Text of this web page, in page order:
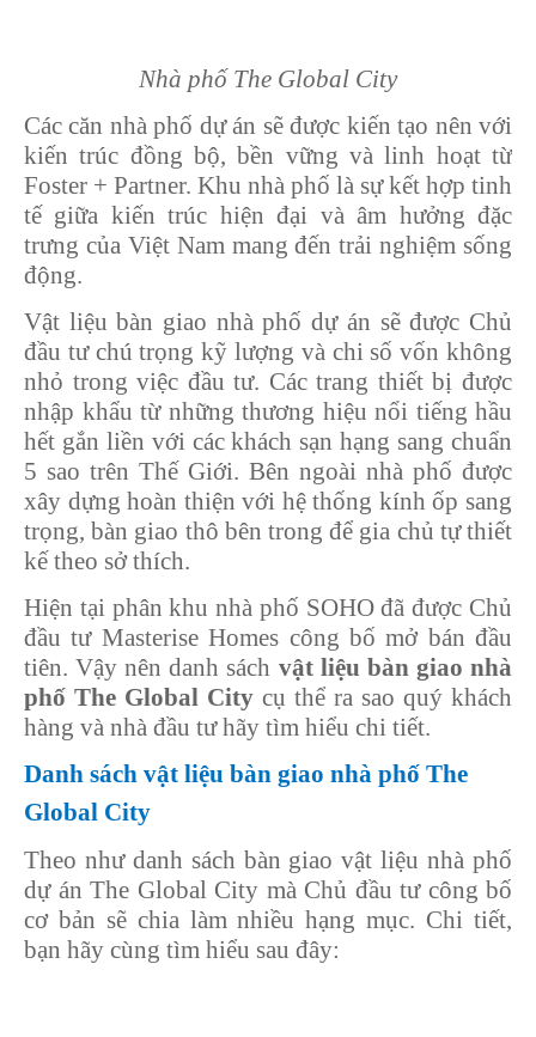
Nhà phố The Global City
Các căn nhà phố dự án sẽ được kiến tạo nên với
kiến trúc đồng bộ, bền vững và linh hoạt từ
Foster + Partner. Khu nhà phố là sự kết hợp tinh
tế giữa kiến trúc hiện đại và âm hưởng đặc
trưng của Việt Nam mang đến trải nghiệm sống
động.
Vật liệu bàn giao nhà phố dự án sẽ được Chủ
đầu tư chú trọng kỹ lượng và chi số vốn không
nhỏ trong việc đầu tư. Các trang thiết bị được
nhập khẩu từ những thương hiệu nổi tiếng hầu
hết gắn liền với các khách sạn hạng sang chuẩn
5 sao trên Thế Giới. Bên ngoài nhà phố được
xây dựng hoàn thiện với hệ thống kính ốp sang
trọng, bàn giao thô bên trong để gia chủ tự thiết
kế theo sở thích.
Hiện tại phân khu nhà phố SOHO đã được Chủ
đầu tư Masterise Homes công bố mở bán đầu
tiên. Vậy nên danh sách vật liệu bàn giao nhà
phố The Global City cụ thể ra sao quý khách
hàng và nhà đầu tư hãy tìm hiểu chi tiết.
Danh sách vật liệu bàn giao nhà phố The
Global City
Theo như danh sách bàn giao vật liệu nhà phố
dự án The Global City mà Chủ đầu tư công bố
cơ bản sẽ chia làm nhiều hạng mục. Chi tiết,
bạn hãy cùng tìm hiểu sau đây: